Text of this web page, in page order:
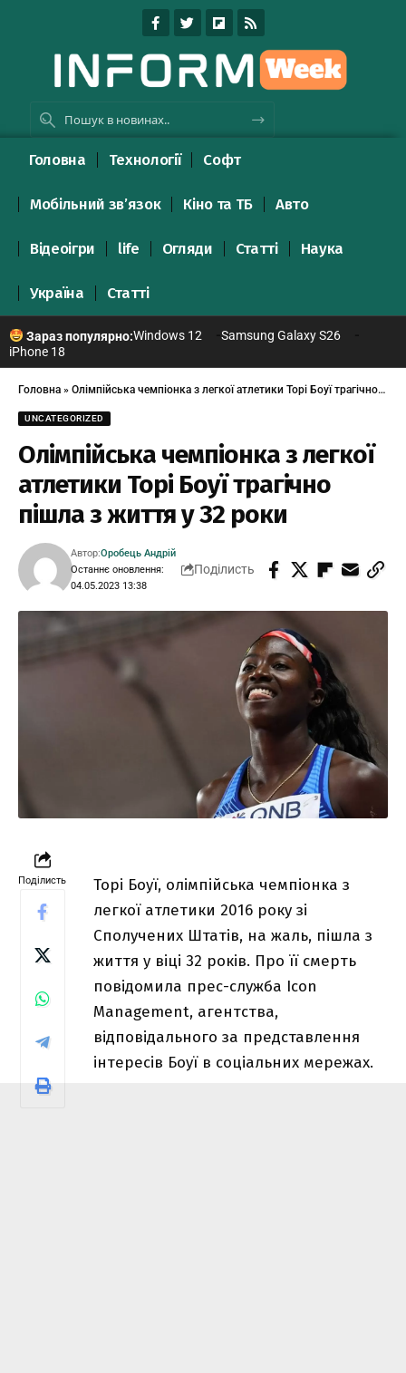
Головна Технології Софт
Мобільний зв’язок Кіно та ТБ Авто
Відеоігри life Огляди Статті Наука
Україна Статті
Зараз популярно:Windows 12
Samsung Galaxy S26
iPhone 18
Головна » Олімпійська чемпіонка з легкої атлетики Торі Боуї трагічно пішла з життя у 32 роки
UNCATEGORIZED
Олімпійська чемпіонка з легкої
атлетики Торі Боуї трагічно
пішла з життя у 32 роки
Останнє оновлення:
04.05.2023 13:38
Автор:Оробець Андрій
Поділисть
Поділисть
Торі Боуї, олімпійська чемпіонка з
легкої атлетики 2016 року зі
Сполучених Штатів, на жаль, пішла з
життя у віці 32 років. Про її смерть
повідомила прес-служба Icon
Management, агентства,
відповідального за представлення
інтересів Боуї в соціальних мережах.